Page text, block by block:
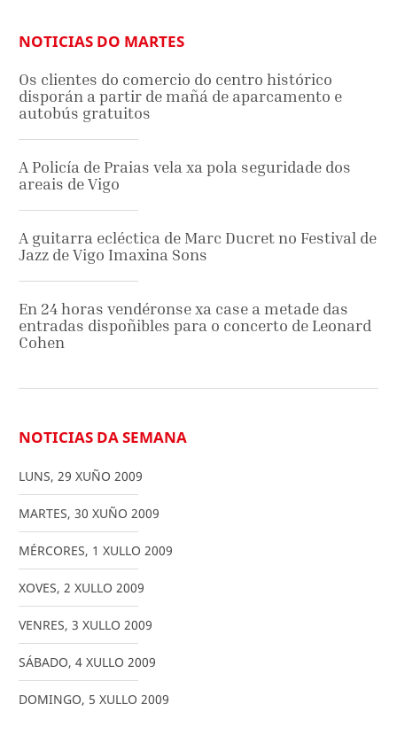
NOTICIAS DO MARTES
Os clientes do comercio do centro histórico
disporán a partir de mañá de aparcamento e
autobús gratuitos
A Policía de Praias vela xa pola seguridade dos
areais de Vigo
A guitarra ecléctica de Marc Ducret no Festival de
Jazz de Vigo Imaxina Sons
En 24 horas vendéronse xa case a metade das
entradas dispoñibles para o concerto de Leonard
Cohen
NOTICIAS DA SEMANA
LUNS, 29 XUÑO 2009
MARTES, 30 XUÑO 2009
MÉRCORES, 1 XULLO 2009
XOVES, 2 XULLO 2009
VENRES, 3 XULLO 2009
SÁBADO, 4 XULLO 2009
DOMINGO, 5 XULLO 2009